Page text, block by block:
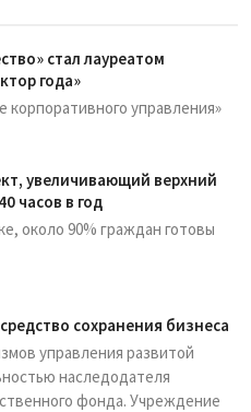
стал лауреатом
года»
управления»
увеличивающий верхний
часов в год
около 90% граждан готовы
сохранения бизнеса
управления развитой
наследодателя
фонда. Учреждение